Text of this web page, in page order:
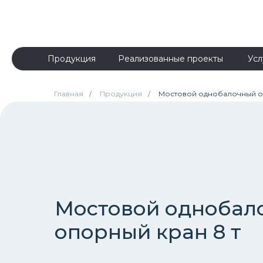
Реализованные проекты
Продукция
Главная / Продукция / Мостовой однобалочный
Мостовой
опорный кран 8 т